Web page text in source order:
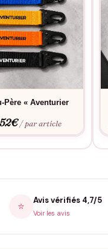
Père « Aventurier
€ / par article
⭐ Avis vérifiés 4,7/5
Voir les avis